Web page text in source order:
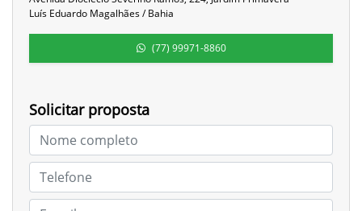
Luís Eduardo Magalhães / Bahia
(77) 99971-8860
Solicitar proposta